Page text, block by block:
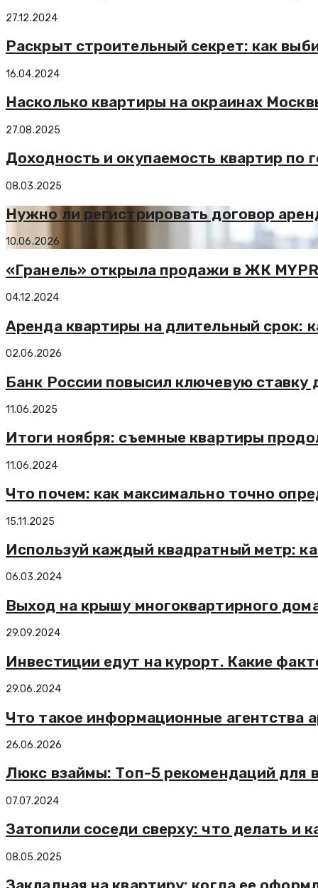
27.12.2024
Раскрыт строительный секрет: как
16.04.2024
Насколько квартиры на окраинах
27.08.2025
Доходность и окупаемость квартир
08.03.2025
Нужно ли регистрировать договор
10.06.2026
«Гранель» открыла продажи в ЖК
04.12.2024
Аренда квартиры на длительный срок:
02.06.2026
Банк России повысил ключевую ставку
11.06.2025
Итоги ноября: съемные квартиры
11.06.2024
Что почем: как максимально точно
15.11.2025
Используй каждый квадратный метр:
06.03.2024
Выход на крышу многоквартирного
29.09.2024
Инвестиции едут на курорт. Какие
29.06.2024
Что такое информационные агентства
26.06.2026
Люкс взаймы: Топ-5 рекомендаций для
07.07.2024
Затопили соседи сверху: что делать и
08.05.2025